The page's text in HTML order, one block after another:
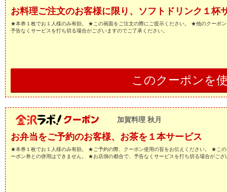
お料理ご注文のお客様に限り、ソフトドリンク１杯
★本券１枚でお１人様のみ有効。 ★この画面をご注文の際にご提示ください。 ★他のクーポ
予告なくサービスを打ち切る場合がございますのでご了承ください。
このクーポンを
加賀料理 秋月
お弁当をご予約のお客様、お茶を１本サービス
★本券１枚でお１人様のみ有効。 ★ご予約の際、クーポン使用の旨をお伝えください。 ★こ
ーポン券との併用はできません。 ★お店側の都合で、予告なくサービスを打ち切る場合がござ